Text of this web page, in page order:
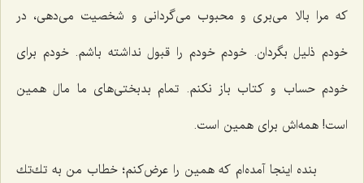
كه مرا بالا می‌بری و محبوب می‌گردانی و شخصیت می‌دهی، در
خودم ذلیل بگردان. خودم خودم را قبول نداشته باشم. خودم برای
خودم حساب و كتاب باز نكنم. تمام بدبختی‌های ما مال همین
است! همه‌اش برای همین است.
بنده اینجا آمده‌ام كه همین را عرض‌كنم؛ خطاب من به تك‌تك